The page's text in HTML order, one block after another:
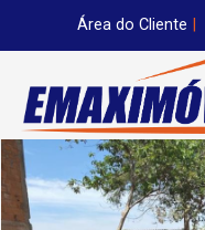
Área do Cliente